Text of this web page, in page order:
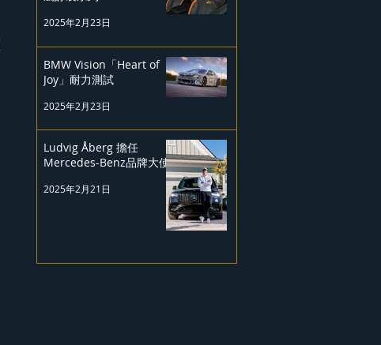
2025年2月23日
BMW Vision「Heart of
Joy」耐力測試
2025年2月23日
Ludvig Åberg 擔任
Mercedes-Benz品牌大使
2025年2月21日